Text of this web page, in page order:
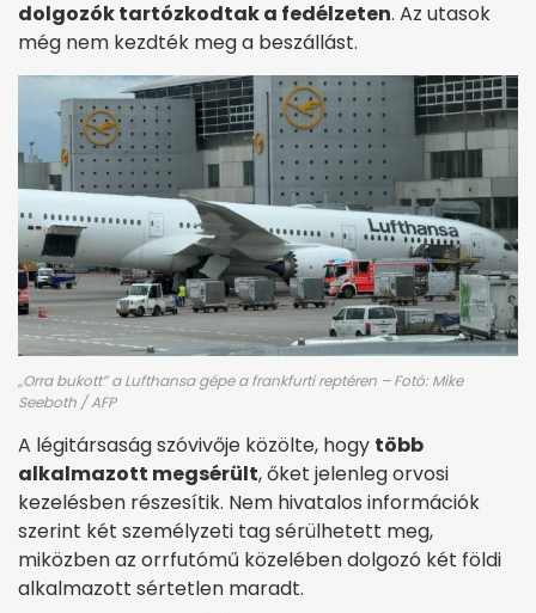
dolgozók tartózkodtak a fedélzeten. Az utasok
még nem kezdték meg a beszállást.
„Orra bukott” a Lufthansa gépe a frankfurti reptéren – Fotó: Mike
Seeboth / AFP
A légitársaság szóvivője közölte, hogy több
alkalmazott megsérült, őket jelenleg orvosi
kezelésben részesítik. Nem hivatalos információk
szerint két személyzeti tag sérülhetett meg,
miközben az orrfutómű közelében dolgozó két földi
alkalmazott sértetlen maradt.